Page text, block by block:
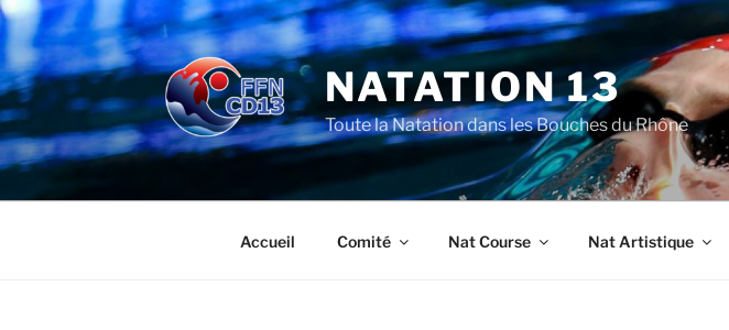
Aller
contenu
principal
NATATION 13
Toute la Natation dans les Bouches du Rhône
Accueil Comité Nat Course Nat Artistique